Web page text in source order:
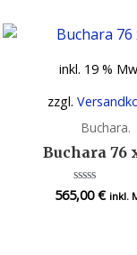
inkl. 19 %
zzgl.
Buchara.
Buchara 76
Bewertet
mit
565,00€ inkl.